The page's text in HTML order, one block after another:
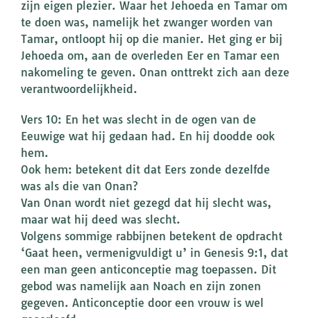
zijn eigen plezier. Waar het Jehoeda en Tamar om
te doen was, namelijk het zwanger worden van
Tamar, ontloopt hij op die manier. Het ging er bij
Jehoeda om, aan de overleden Eer en Tamar een
nakomeling te geven. Onan onttrekt zich aan deze
verantwoordelijkheid.
Vers 10: En het was slecht in de ogen van de
Eeuwige wat hij gedaan had. En hij doodde ook
hem.
Ook hem: betekent dit dat Eers zonde dezelfde
was als die van Onan?
Van Onan wordt niet gezegd dat hij slecht was,
maar wat hij deed was slecht.
Volgens sommige rabbijnen betekent de opdracht
‘Gaat heen, vermenigvuldigt u’ in Genesis 9:1, dat
een man geen anticonceptie mag toepassen. Dit
gebod was namelijk aan Noach en zijn zonen
gegeven. Anticonceptie door een vrouw is wel